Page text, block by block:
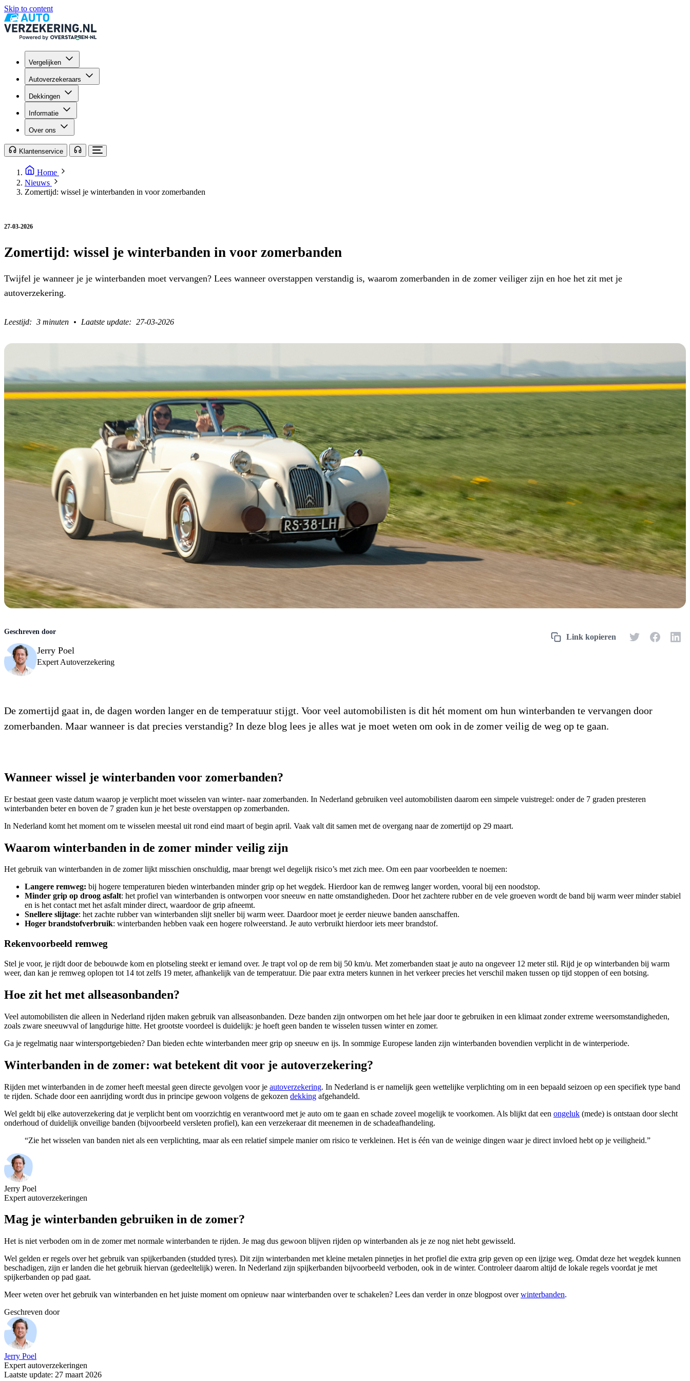
Skip to content
Vergelijken
Autoverzekeraars
Dekkingen
Informatie
Over ons
Klantenservice
Home
Nieuws
Zomertijd: wissel je winterbanden in voor zomerbanden
27-03-2026
Zomertijd: wissel je winterbanden in voor zomerbanden
Twijfel je wanneer je je winterbanden moet vervangen? Lees wanneer overstappen verstandig is, waarom zomerbanden in de zomer veiliger zijn en hoe het zit met je
autoverzekering.
3 minuten 27-03-2026
Jerry Poel
Expert Autoverzekering
De zomertijd gaat in, de dagen worden langer en de temperatuur stijgt. Voor veel automobilisten is dit hét moment om hun winterbanden te vervangen door
zomerbanden. Maar wanneer is dat precies verstandig? In deze blog lees je alles wat je moet weten om ook in de zomer veilig de weg op te gaan.
Wanneer wissel je winterbanden voor zomerbanden?
Er bestaat geen vaste datum waarop je verplicht moet wisselen van winter- naar zomerbanden. In Nederland gebruiken veel automobilisten daarom een simpele vuistregel: onder de 7 graden presteren
winterbanden beter en boven de 7 graden kun je het beste overstappen op zomerbanden.
In Nederland komt het moment om te wisselen meestal uit rond eind maart of begin april. Vaak valt dit samen met de overgang naar de zomertijd op 29 maart.
Waarom winterbanden in de zomer minder veilig zijn
Het gebruik van winterbanden in de zomer lijkt misschien onschuldig, maar brengt wel degelijk risico’s met zich mee. Om een paar voorbeelden te noemen:
Langere remweg: bij hogere temperaturen bieden winterbanden minder grip op het wegdek. Hierdoor kan de remweg langer worden, vooral bij een noodstop.
Minder grip op droog asfalt: het profiel van winterbanden is ontworpen voor sneeuw en natte omstandigheden. Door het zachtere rubber en de vele groeven wordt de band bij warm weer minder stabiel
en is het contact met het asfalt minder direct, waardoor de grip afneemt.
Snellere slijtage: het zachte rubber van winterbanden slijt sneller bij warm weer. Daardoor moet je eerder nieuwe banden aanschaffen.
Hoger brandstofverbruik: winterbanden hebben vaak een hogere rolweerstand. Je auto verbruikt hierdoor iets meer brandstof.
Rekenvoorbeeld remweg
Stel je voor, je rijdt door de bebouwde kom en plotseling steekt er iemand over. Je trapt vol op de rem bij 50 km/u. Met zomerbanden staat je auto na ongeveer 12 meter stil. Rijd je op winterbanden bij warm
weer, dan kan je remweg oplopen tot 14 tot zelfs 19 meter, afhankelijk van de temperatuur. Die paar extra meters kunnen in het verkeer precies het verschil maken tussen op tijd stoppen of een botsing.
Hoe zit het met allseasonbanden?
Veel automobilisten die alleen in Nederland rijden maken gebruik van allseasonbanden. Deze banden zijn ontworpen om het hele jaar door te gebruiken in een klimaat zonder extreme weersomstandigheden,
zoals zware sneeuwval of langdurige hitte. Het grootste voordeel is duidelijk: je hoeft geen banden te wisselen tussen winter en zomer.
Ga je regelmatig naar wintersportgebieden? Dan bieden echte winterbanden meer grip op sneeuw en ijs. In sommige Europese landen zijn winterbanden bovendien verplicht in de winterperiode.
Winterbanden in de zomer: wat betekent dit voor je autoverzekering?
Rijden met winterbanden in de zomer heeft meestal geen directe gevolgen voor je autoverzekering. In Nederland is er namelijk geen wettelijke verplichting om in een bepaald seizoen op een specifiek type band
te rijden. Schade door een aanrijding wordt dus in principe gewoon volgens de gekozen dekking afgehandeld.
Wel geldt bij elke autoverzekering dat je verplicht bent om voorzichtig en verantwoord met je auto om te gaan en schade zoveel mogelijk te voorkomen. Als blijkt dat een ongeluk (mede) is ontstaan door slecht
onderhoud of duidelijk onveilige banden (bijvoorbeeld versleten profiel), kan een verzekeraar dit meenemen in de schadeafhandeling.
“Zie het wisselen van banden niet als een verplichting, maar als een relatief simpele manier om risico te verkleinen. Het is één van de weinige dingen waar je direct invloed hebt op je veiligheid.”
Jerry Poel
Expert autoverzekeringen
Mag je winterbanden gebruiken in de zomer?
Het is niet verboden om in de zomer met normale winterbanden te rijden. Je mag dus gewoon blijven rijden op winterbanden als je ze nog niet hebt gewisseld.
Wel gelden er regels over het gebruik van spijkerbanden (studded tyres). Dit zijn winterbanden met kleine metalen pinnetjes in het profiel die extra grip geven op een ijzige weg. Omdat deze het wegdek kunnen
beschadigen, zijn er landen die het gebruik hiervan (gedeeltelijk) weren. In Nederland zijn spijkerbanden bijvoorbeeld verboden, ook in de winter. Controleer daarom altijd de lokale regels voordat je met
spijkerbanden op pad gaat.
Meer weten over het gebruik van winterbanden en het juiste moment om opnieuw naar winterbanden over te schakelen? Lees dan verder in onze blogpost overwinterbanden.
Geschreven door
Jerry Poel
Expert autoverzekeringen
Laatste update: 27 maart 2026